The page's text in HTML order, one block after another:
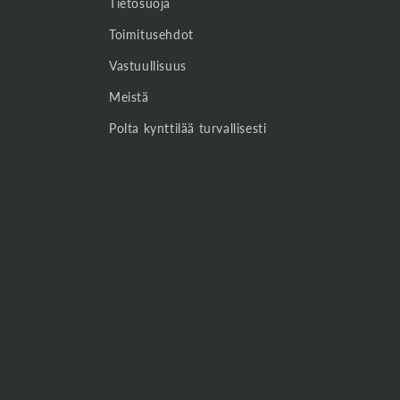
Tietosuoja
Toimitusehdot
Vastuullisuus
Meistä
Polta kynttilää turvallisesti